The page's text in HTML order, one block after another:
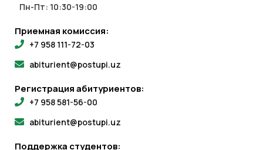
Пн-Пт: 10:30-19:00
Приемная комиссия:
+7 958 111-72-03
abiturient@postupi.uz
Регистрация абитуриентов:
+7 958 581-56-00
abiturient@postupi.uz
Поддержка студентов: